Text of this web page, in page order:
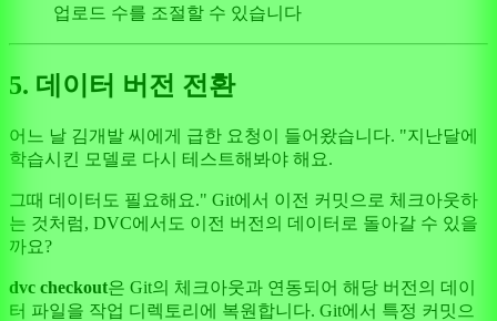
업로드 수를 조절할 수 있습니다
5. 데이터 버전 전환
어느 날 김개발 씨에게 급한 요청이 들어왔습니다. "지난달에
학습시킨 모델로 다시 테스트해봐야 해요.
그때 데이터도 필요해요." Git에서 이전 커밋으로 체크아웃하
는 것처럼, DVC에서도 이전 버전의 데이터로 돌아갈 수 있을
까요?
dvc checkout은 Git의 체크아웃과 연동되어 해당 버전의 데이
터 파일을 작업 디렉토리에 복원합니다. Git에서 특정 커밋으